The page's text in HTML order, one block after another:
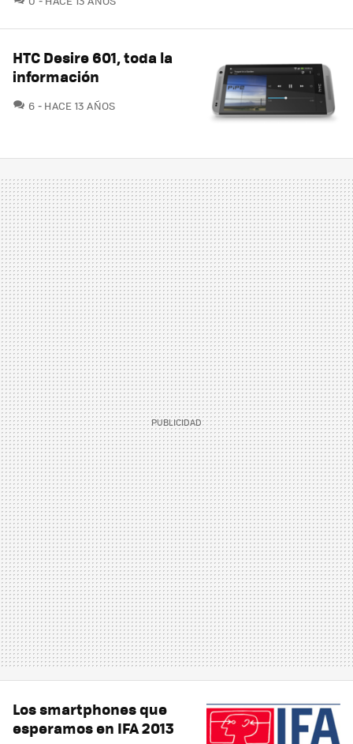
HTC Desire 601, toda la
información
6 COMENTARIOS
HACE 13 AÑOS
Los smartphones que
esperamos en IFA 2013